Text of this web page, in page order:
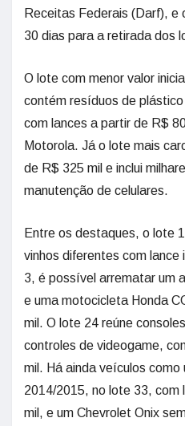
Receitas Federais (Darf),
30 dias para a retirada dos
O lote com menor valor
contém resíduos de
com lances a partir de R$
Motorola. Já o lote mais
de R$ 325 mil e inclui
manutenção de celulares.
Entre os destaques, o lote
vinhos diferentes com
3, é possível arrematar um
e uma motocicleta Honda
mil. O lote 24 reúne
controles de videogame,
mil. Há ainda veículos como
2014/2015, no lote 33, com
mil, e um Chevrolet Onix